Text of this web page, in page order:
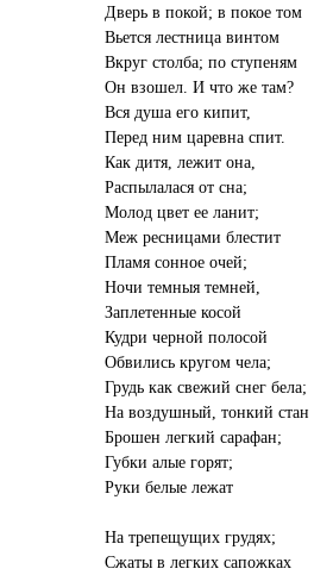
Дверь в покой; в покое том
Вьется лестница винтом
Вкруг столба; по ступеням
Он взошел. И что же там?
Вся душа его кипит,
Перед ним царевна спит.
Как дитя, лежит она,
Распылалася от сна;
Молод цвет ее ланит;
Меж ресницами блестит
Пламя сонное очей;
Ночи темныя темней,
Заплетенные косой
Кудри черной полосой
Обвились кругом чела;
Грудь как свежий снег бела;
На воздушный, тонкий стан
Брошен легкий сарафан;
Губки алые горят;
Руки белые лежат
На трепещущих грудях;
Сжаты в легких сапожках